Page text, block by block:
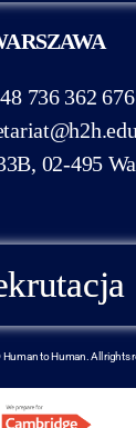
736 362 676
02-495
to Human. All rights